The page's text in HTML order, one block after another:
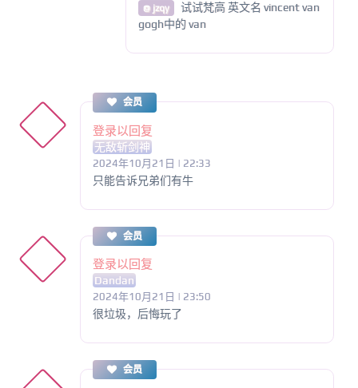
@ jzqy
试试梵高 英文名 vincent van
gogh中的 van
会员
登录以回复
无敌斩剑神
2024年10月21日 | 22:33
只能告诉兄弟们有牛
会员
登录以回复
Dandan
2024年10月21日 | 23:50
很垃圾，后悔玩了
会员